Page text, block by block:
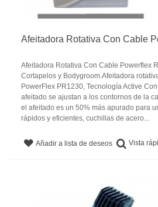
Afeitadora Rotativa Con Cable
Afeitadora Rotativa Con Cable Powerflex
Cortapelos y Bodygroom.Afeitadora
PowerFlex PR1230, Tecnología Active
afeitado se ajustan a los contornos de la
el afeitado es un 50% más apurado para
rápidos y eficientes, cuchillas de acero...
Añadir a lista de deseos Vista